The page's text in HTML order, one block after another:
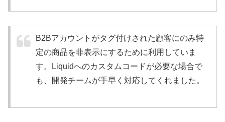
B2Bアカウントがタグ付けされた顧客にのみ特
定の商品を非表示にするために利用していま
す。Liquidへのカスタムコードが必要な場合で
も、開発チームが手早く対応してくれました。